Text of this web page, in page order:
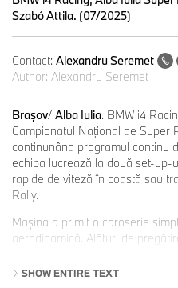
Szabó Attila. (07/2025)
Contact: Alexandru Seremet
Author: Alexandru Seremet
Brașov/ Alba Iulia. BMW i4
Campionatul Naţional de Super
continunând programul continu
echipa lucrează la două set-up-
rapide de viteză în coastă sau
Rally.
Maşina a primit o caroserie
aerodinamică. Alături de
dezvoltare Engage Engineering
SHOW ENTIRE TEXT